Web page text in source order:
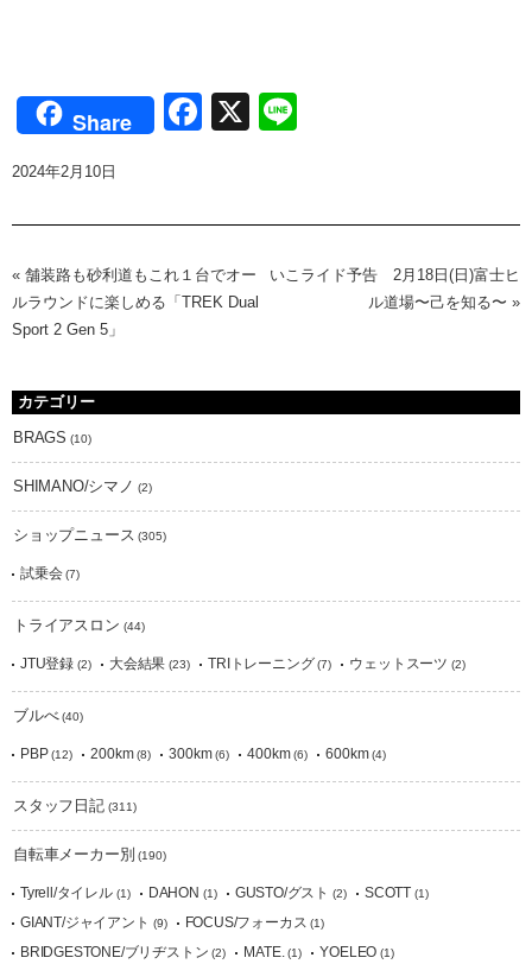
Share Facebook
X
2024年2月10日
« 舗装路も砂利道もこれ１台でオー
ルラウンドに楽しめる「TREK Dual
Sport 2 Gen 5」
いこライド予告 2月18日(日)富士ヒ
ル道場〜己を知る〜 »
カテゴリー
BRAGS (10)
SHIMANO/シマノ (2)
ショップニュース (305)
試乗会(7)
トライアスロン (44)
JTU登録 (2) 大会結果 (23) TRIトレーニング (7) ウェットスーツ (2)
ブルべ(40)
PBP(12) 200km(8) 300km(6) 400km(6) 600km(4)
スタッフ日記(311)
自転車メーカー別 (190)
Tyrell/タイレル(1) DAHON (1) GUSTO/グスト (2) SCOTT (1)
GIANT/ジャイアント (9) FOCUS/フォーカス (1)
BRIDGESTONE/ブリヂストン (2) MATE. (1) YOELEO (1)